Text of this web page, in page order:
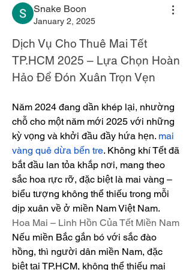
Snake Boon
January 2, 2025
Dịch Vụ Cho Thuê Mai Tết
TP.HCM 2025 – Lựa Chọn Hoàn
Hảo Để Đón Xuân Trọn Vẹn
Năm 2024 đang dần khép lại, nhường
chỗ cho một năm mới 2025 với những
kỳ vọng và khởi đầu đầy hứa hẹn. mai
vàng quê dừa bến tre. Không khí Tết đã
bắt đầu lan tỏa khắp nơi, mang theo
sắc hoa rực rỡ, đặc biệt là mai vàng –
biểu tượng không thể thiếu trong mỗi
dịp xuân về ở miền Nam Việt Nam.
Hoa Mai – Linh Hồn Của Tết Miền Nam
Nếu miền Bắc gắn bó với sắc đào
hồng, thì người dân miền Nam, đặc
biệt tại TP.HCM, không thể thiếu mai